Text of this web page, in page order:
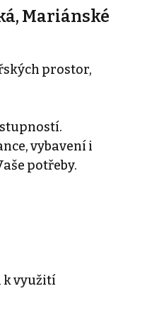
Mariánské
prostor,
vybavení i
potřeby.
k využití